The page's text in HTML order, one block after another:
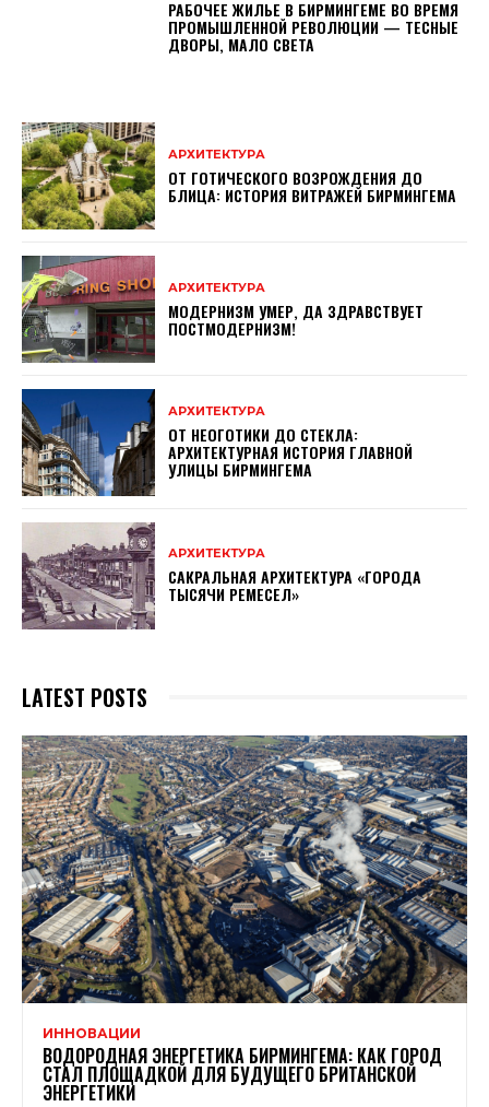
РАБОЧЕЕ ЖИЛЬЕ В БИРМИНГЕМЕ ВО ВРЕМЯ
ПРОМЫШЛЕННОЙ РЕВОЛЮЦИИ — ТЕСНЫЕ
ДВОРЫ, МАЛО СВЕТА
АРХИТЕКТУРА
ОТ ГОТИЧЕСКОГО ВОЗРОЖДЕНИЯ ДО
БЛИЦА: ИСТОРИЯ ВИТРАЖЕЙ БИРМИНГЕМА
АРХИТЕКТУРА
МОДЕРНИЗМ УМЕР, ДА ЗДРАВСТВУЕТ
ПОСТМОДЕРНИЗМ!
АРХИТЕКТУРА
ОТ НЕОГОТИКИ ДО СТЕКЛА:
АРХИТЕКТУРНАЯ ИСТОРИЯ ГЛАВНОЙ
УЛИЦЫ БИРМИНГЕМА
АРХИТЕКТУРА
САКРАЛЬНАЯ АРХИТЕКТУРА «ГОРОДА
ТЫСЯЧИ РЕМЕСЕЛ»
LATEST POSTS
ИННОВАЦИИ
ВОДОРОДНАЯ ЭНЕРГЕТИКА БИРМИНГЕМА: КАК ГОРОД
СТАЛ ПЛОЩАДКОЙ ДЛЯ БУДУЩЕГО БРИТАНСКОЙ
ЭНЕРГЕТИКИ